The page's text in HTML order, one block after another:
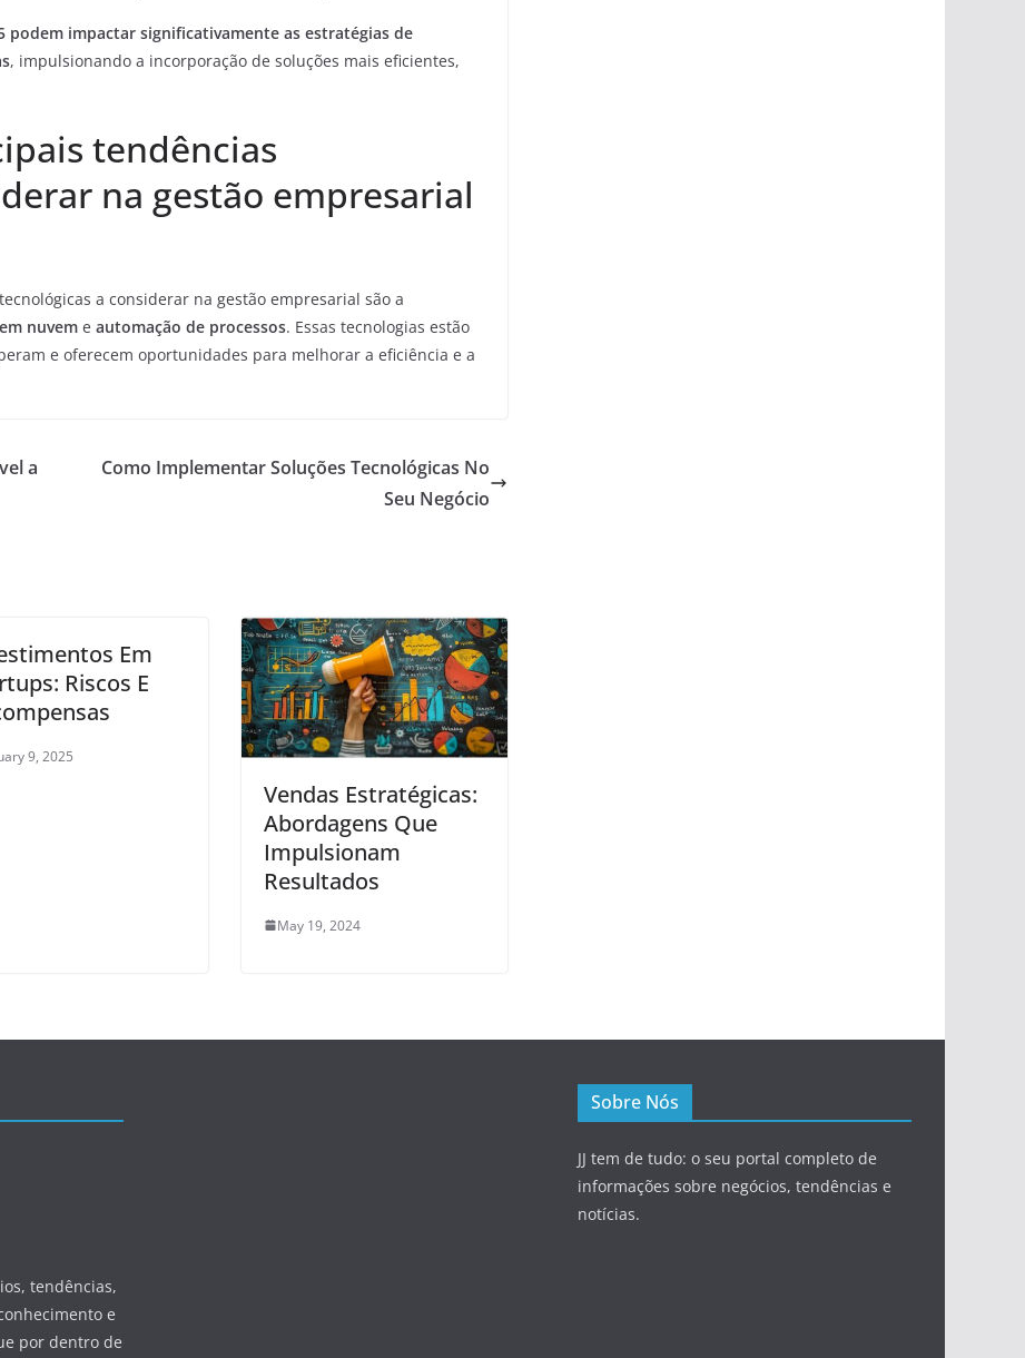
podem impactar significativamente as estratégias de
, impulsionando a incorporação de soluções mais eficientes,
tendências
na gestão empresarial
a considerar na gestão empresarial são a
nuvem e automação de processos. Essas tecnologias estão
e oferecem oportunidades para melhorar a eficiência e a
a
Como Implementar Soluções Tecnológicas No
Seu Negócio
Em
Riscos E
9, 2025
Vendas Estratégicas:
Abordagens Que
Impulsionam
Resultados
May 19, 2024
tendências,
e
por dentro de
Sobre Nós
JJ tem de tudo: o seu portal completo de
informações sobre negócios, tendências e
notícias.